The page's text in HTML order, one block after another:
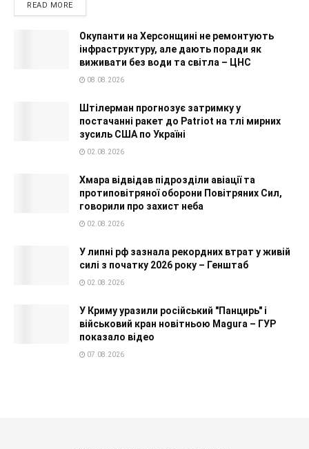
READ MORE
Окупанти на Херсонщині не ремонтують
інфраструктуру, але дають поради як
виживати без води та світла – ЦНС
08.08.2026
Штілерман прогнозує затримку у
постачанні ракет до Patriot на тлі мирних
зусиль США по Україні
02.08.2026
Хмара відвідав підрозділи авіації та
протиповітряної оборони Повітряних Сил,
говорили про захист неба
02.08.2026
У липні рф зазнала рекордних втрат у живій
силі з початку 2026 року – Генштаб
02.08.2026
У Криму уразили російський "Панцирь" і
військовий кран новітньою Magura – ГУР
показало відео
07.08.2026